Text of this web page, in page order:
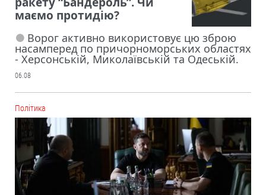
маємо протидію?
Ворог активно використовує цю зброю
насамперед по причорноморських областях
- Херсонській, Миколаївській та Одеській.
06.08
Політика